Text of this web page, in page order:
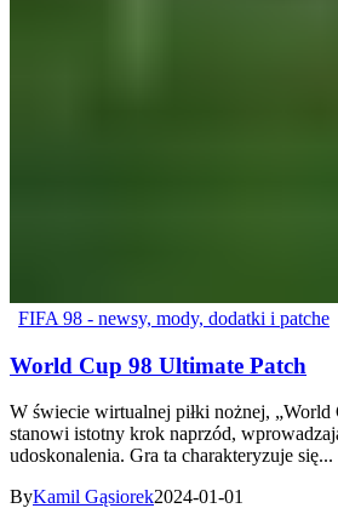
FIFA 98 - newsy, mody, dodatki i patche
World Cup 98 Ultimate Patch
W świecie wirtualnej piłki nożnej, „World
stanowi istotny krok naprzód,
udoskonalenia. Gra ta charakteryzuje się...
ByKamil Gąsiorek2024-01-01